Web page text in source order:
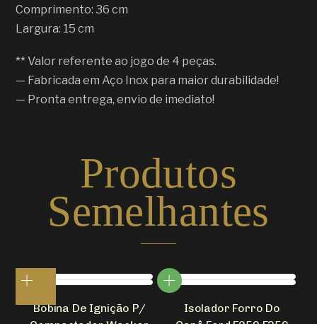
Comprimento: 36 cm
Largura: 15 cm
** Valor referente ao jogo de 4 peças.
— Fabricada em Aço Inox para maior durabilidade!
— Pronta entrega, envio de imediato!
Produtos
Semelhantes
Bobina De Ignição P/
Isolador Forro Do